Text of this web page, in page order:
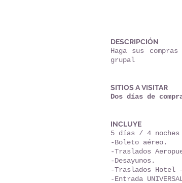
DESCRIPCIÓN
Haga sus
grupal
SITIOS A VISITAR
Dos días de
INCLUYE
5 días / 4 noches
-Boleto aéreo.
-Traslados
-Desayunos.
-Traslados Hotel –
-Entrada